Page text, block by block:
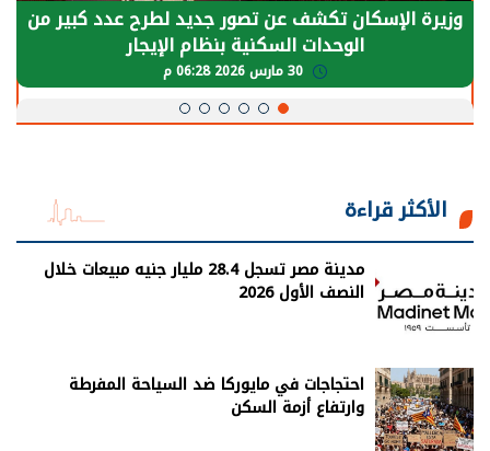
وزيرة الإسكان تكشف عن تصور جديد لطرح عدد كبير من
الوحدات السكنية بنظام الإيجار
الأكثر قراءة
مدينة مصر تسجل 28.4 مليار جنيه مبيعات خلال
النصف الأول 2026
احتجاجات في مايوركا ضد السياحة المفرطة
وارتفاع أزمة السكن